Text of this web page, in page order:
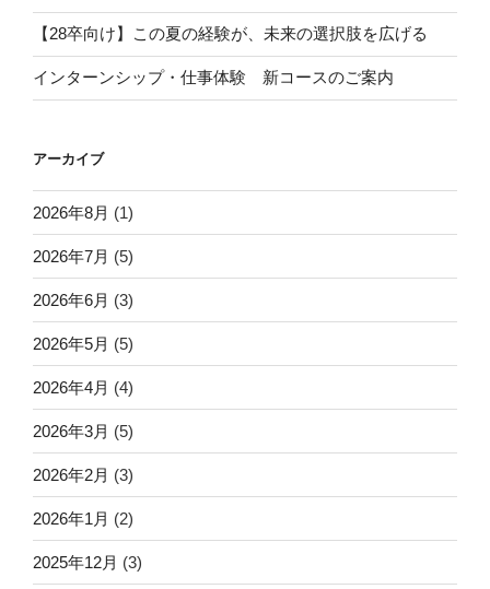
【28卒向け】この夏の経験が、未来の選択肢を広げる
インターンシップ・仕事体験 新コースのご案内
アーカイブ
2026年8月 (1)
2026年7月 (5)
2026年6月 (3)
2026年5月 (5)
2026年4月 (4)
2026年3月 (5)
2026年2月 (3)
2026年1月 (2)
2025年12月 (3)